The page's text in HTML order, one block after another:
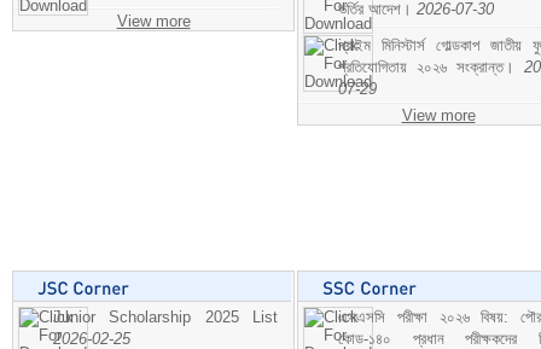
View more
ভর্তির আদেশ। 2026-07-30
প্রাইম মিনিস্টার্স গোল্ডকাপ জাতীয়
প্রতিযোগিতায় ২০২৬ সংক্রান্ত।
07-29
View more
Junior Scholarship 2025 List
2026-02-25
এসএসসি পরীক্ষা ২০২৬ বিষয়:
কোড-১৪০ প্রধান পরীক্ষকদের